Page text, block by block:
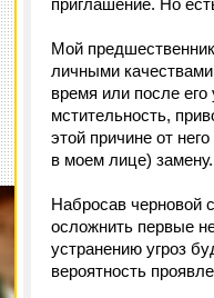
приглашение. Но
Мой
личными
время или после
мстительность,
этой причине от
в моем лице) замену.
Набросав черновой
осложнить первые
устранению угроз
вероятность